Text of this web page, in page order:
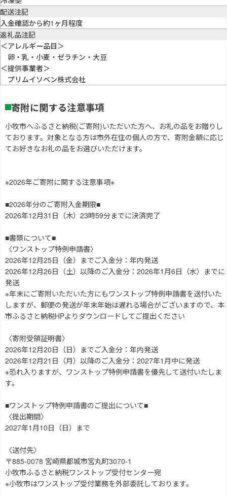
配送注記
入金確認から約1ヶ月程度
返礼品注記
＜アレルギー品目＞
卵・乳・小麦・ゼラチン・大豆
＜提供事業者＞
プリムイソベン株式会社
寄附に関する注意事項
小牧市へふるさと納税(ご寄附)いただいた方へ、お礼の品をお贈りし
ております。対象となる方は市外在住の個人の方で、寄附金額に応じ
てお好きなお礼の品をお選びいただけます。
※2026年ご寄附に関する注意事項※
■2026年分のご寄附入金期限■
2026年12月31日（木）23時59分までに決済完了
■書類について■
〈ワンストップ特例申請書〉
2026年12月25日（金）までご入金分：年内発送
2026年12月26日（土）以降のご入金分：2026年1月6日（水）までに
発送
※年末にご寄附いただいた方にもワンストップ特例申請書を送付いた
しますが、郵便の発送が年末年始は遅れる場合がございますので、本
市ふるさと納税HPよりダウンロードしてご提出ください
〈寄附受領証明書〉
2026年12月20日（日）までご入金分：年内発送
2026年12月21日（月）以降のご入金分：2027年1月中に発送
※恐れ入りますが、ワンストップ特例申請書を優先して送付いたしま
す。
■ワンストップ特例申請書のご提出について■
〈提出期間〉
2027年1月10日（日）まで
〈送付先〉
〒885-0078 宮崎県都城市宮丸町3070-1
小牧市ふるさと納税ワンストップ受付センター宛
※小牧市はワンストップ受付業務を外部委託しております。